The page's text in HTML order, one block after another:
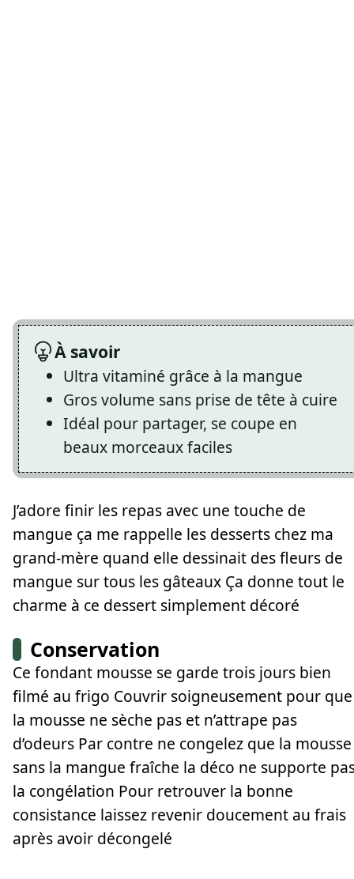
À savoir
Ultra vitaminé grâce à la mangue
Gros volume sans prise de tête à cuire
Idéal pour partager, se coupe en
beaux morceaux faciles
J’adore finir les repas avec une touche de
mangue ça me rappelle les desserts chez ma
grand-mère quand elle dessinait des fleurs de
mangue sur tous les gâteaux Ça donne tout le
charme à ce dessert simplement décoré
Conservation
Ce fondant mousse se garde trois jours bien
filmé au frigo Couvrir soigneusement pour que
la mousse ne sèche pas et n’attrape pas
d’odeurs Par contre ne congelez que la mousse
sans la mangue fraîche la déco ne supporte
la congélation Pour retrouver la bonne
consistance laissez revenir doucement au frais
après avoir décongelé